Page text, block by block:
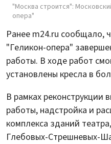
"Москва строится":
опера"
Ранее m24.ru сообщало,
"Геликон-опера"
работы. В ходе работ
установлены кресла в
В рамках реконструкции
работы, надстройка и
комплекса зданий
Глебовых-Стрешневых-